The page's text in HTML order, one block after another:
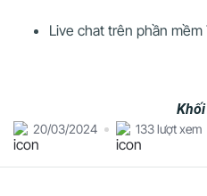
20/03/2024 133 lượt xem
Live chat trên phần